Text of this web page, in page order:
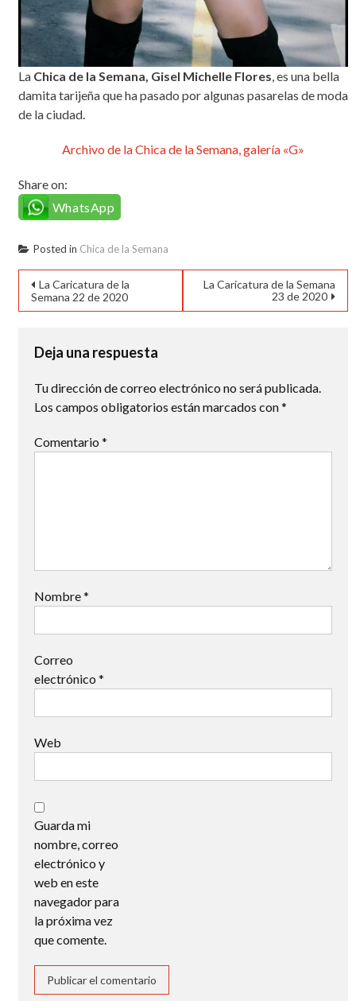
La Chica de la Semana, Gisel Michelle Flores, es una bella
damita tarijeña que ha pasado por algunas pasarelas de moda
de la ciudad.
Archivo de la Chica de la Semana, galería «G»
Share on:
WhatsApp
Posted in Chica de la Semana
Navegación
de
entradas
La Caricatura de la
Semana 22 de 2020
La Caricatura de la Semana
23 de 2020
Deja una respuesta
Tu dirección de correo electrónico no será publicada.
Los campos obligatorios están marcados con*
Comentario *
Nombre*
Correo
electrónico *
Web
Guarda mi
nombre, correo
electrónico y
web en este
navegador para
la próxima vez
que comente.